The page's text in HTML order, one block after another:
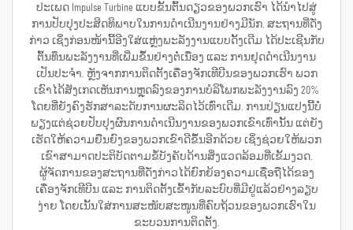
ປະເພດ Impulse Turbine ແບບຂັ້ນຕົ້ນດຽວຂອງພວກເຮົາ ໄດ້ນຳໄປສູ່
ການປັບປຸງປະສິດທິພາບໃນການດຳເນີນງານຢ່າງມີນັກ. ສະຖານທີ່ດັ່ງ
ກ່າວ ເຊິ່ງກ່ອນໜ້ານີ້ອີງໃສ່ແຫຼ່ງພະລັງງານແບບດັ້ງເດີມ ໄດ້ປະເຊີນກັບ
ຕົ້ນທຶນພະລັງງານທີ່ເພີ່ມຂຶ້ນຢ່າງຕໍ່ເນື່ອງ ແລະ ການຢຸດດຳເນີນງານ
ເປັນປະຈຳ. ຫຼັງຈາກການຕິດຕັ້ງເຄື່ອງຈັກເທີບີນຂອງພວກເຮົາ ພວກ
ເຂົາໄດ້ສັງເກດເຫັນການຫຼຸດລົງຂອງການບໍລິໂພກພະລັງງານລົງ 20%
ໂດຍທີ່ຍັງຄົງຮັກສາລະດັບການຜະລິດໄວ້ເທົ່າເດີມ. ການປ່ຽນແປງນີ້ບໍ່
ພຽງແຕ່ຊ່ວຍປັບປຸງຜົນການດຳເນີນງານຂອງພວກເຂົາເທົ່ານັ້ນ ແຕ່ຍັງ
ເຮັດໃຫ້ຄວາມຍືນຍົງຂອງພວກເຂົາດີຂຶ້ນອີກດ້ວຍ ເຊິ່ງຊ່ວຍໃຫ້ພວກ
ເຂົາສາມາດປະຕິບັດຕາມຂໍ້ບັງຄັບດ້ານສິ່ງແວດລ້ອມທີ່ເຂັ້ມງວດ.
ຜູ້ຈັດການຂອງສະຖານທີ່ດັ່ງກ່າວໄດ້ຍົກຍ້ອງຄວາມເຊື່ອຖືໄດ້ຂອງ
ເຄື່ອງຈັກເທີບີນ ແລະ ການຕິດຕັ້ງເຂົ້າກັບລະບົບທີ່ມີຢູ່ແລ້ວຢ່າງລຽບ
ງ່າຍ ໂດຍເນັ້ນໃສ່ການສະໜັບສະໜູນທີ່ຄົບຖ້ວນຂອງພວກເຮົາໃນ
ຂະບວນການຕິດຕັ້ງ.